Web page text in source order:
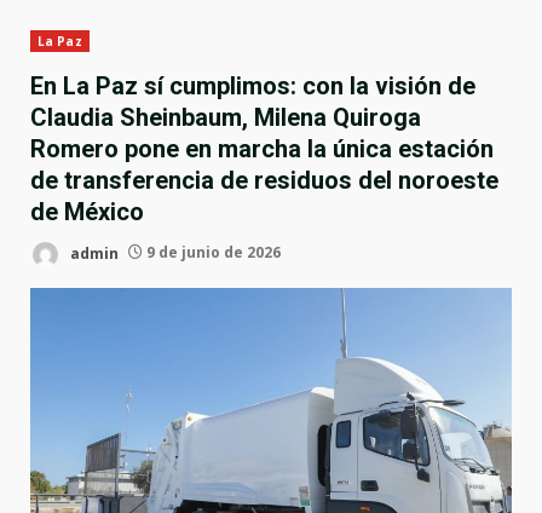
La Paz
En La Paz sí cumplimos: con la visión de
Claudia Sheinbaum, Milena Quiroga
Romero pone en marcha la única estación
de transferencia de residuos del noroeste
de México
admin 9 de junio de 2026